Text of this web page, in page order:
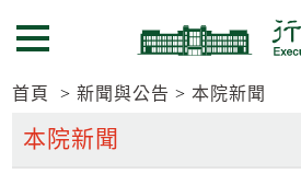
到
要
區
到
要
區
選單按鈕
首頁 新聞與公告 本院新聞